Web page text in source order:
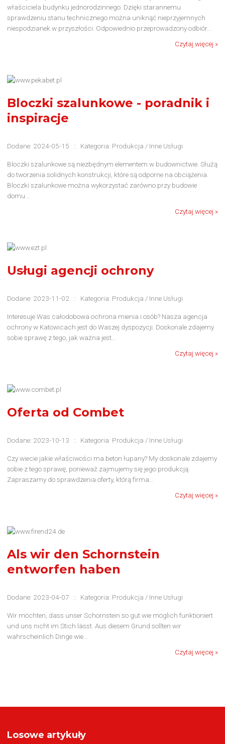
właściciela budynku jednorodzinnego. Dzięki starannemu
sprawdzeniu stanu technicznego można uniknąć nieprzyjemnych
niespodzianek w przyszłości. Odpowiednio przeprowadzony odbiór...
Czytaj więcej »
Bloczki szalunkowe - poradnik i
inspiracje
Dodane: 2024-05-15 :: Kategoria: Produkcja / Inne Usługi
Bloczki szalunkowe są niezbędnym elementem w budownictwie. Służą
do tworzenia solidnych konstrukcji, które są odporne na obciążenia.
Bloczki szalunkowe można wykorzystać zarówno przy budowie
domu...
Czytaj więcej »
Usługi agencji ochrony
Dodane: 2023-11-02 :: Kategoria: Produkcja / Inne Usługi
Interesuje Was całodobowa ochrona mienia i osób? Nasza agencja
ochrony w Katowicach jest do Waszej dyspozycji. Doskonale zdajemy
sobie sprawę z tego, jak ważna jest...
Czytaj więcej »
Oferta od Combet
Dodane: 2023-10-13 :: Kategoria: Produkcja / Inne Usługi
Czy wiecie jakie właściwości ma beton łupany? My doskonale zdajemy
sobie z tego sprawę, ponieważ zajmujemy się jego produkcją.
Zapraszamy do sprawdzenia oferty, którą firma...
Czytaj więcej »
Als wir den Schornstein
entworfen haben
Dodane: 2023-04-07 :: Kategoria: Produkcja / Inne Usługi
Wir möchten, dass unser Schornstein so gut wie möglich funktioniert
und uns nicht im Stich lässt. Aus diesem Grund sollten wir
wahrscheinlich Dinge wie...
Czytaj więcej »
Losowe artykuły